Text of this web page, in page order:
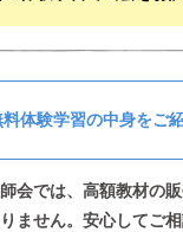
料体験学習の中身をご
会では、高額教材の
ません。安心してご相